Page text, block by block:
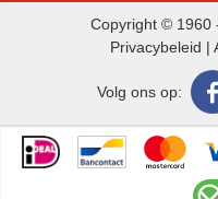
Copyright © 1960
Privacybeleid |
Volg ons op: